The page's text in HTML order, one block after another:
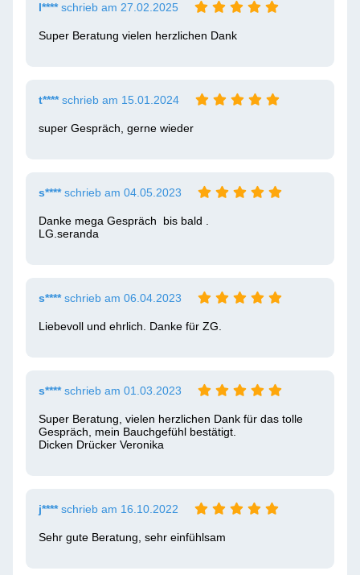
l****schrieb am 27.02.2025
Super Beratung vielen herzlichen Dank
t****schrieb am 15.01.2024
super Gespräch, gerne wieder
s****schrieb am 04.05.2023
Danke mega Gespräch  bis bald .
LG.seranda
s****schrieb am 06.04.2023
Liebevoll und ehrlich. Danke für ZG.
s****schrieb am 01.03.2023
Super Beratung, vielen herzlichen Dank für das tolle
Gespräch, mein Bauchgefühl bestätigt.
Dicken Drücker Veronika
j****schrieb am 16.10.2022
Sehr gute Beratung, sehr einfühlsam